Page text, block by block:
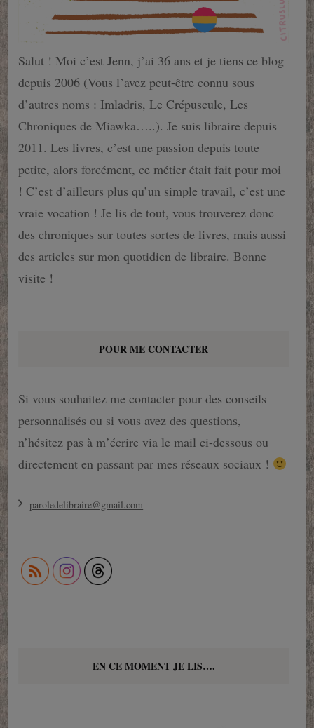
Salut ! Moi c’est Jenn, j’ai 36 ans et je tiens ce blog
depuis 2006 (Vous l’avez peut-être connu sous
d’autres noms : Imladris, Le Crépuscule, Les
Chroniques de Miawka…..). Je suis libraire depuis
2011. Les livres, c’est une passion depuis toute
petite, alors forcément, ce métier était fait pour moi
! C’est d’ailleurs plus qu’un simple travail, c’est une
vraie vocation ! Je lis de tout, vous trouverez donc
des chroniques sur toutes sortes de livres, mais aussi
des articles sur mon quotidien de libraire. Bonne
visite !
POUR ME CONTACTER
Si vous souhaitez me contacter pour des conseils
personnalisés ou si vous avez des questions,
n’hésitez pas à m’écrire via le mail ci-dessous ou
directement en passant par mes réseaux sociaux !
paroledelibraire@gmail.com
EN CE MOMENT JE LIS….